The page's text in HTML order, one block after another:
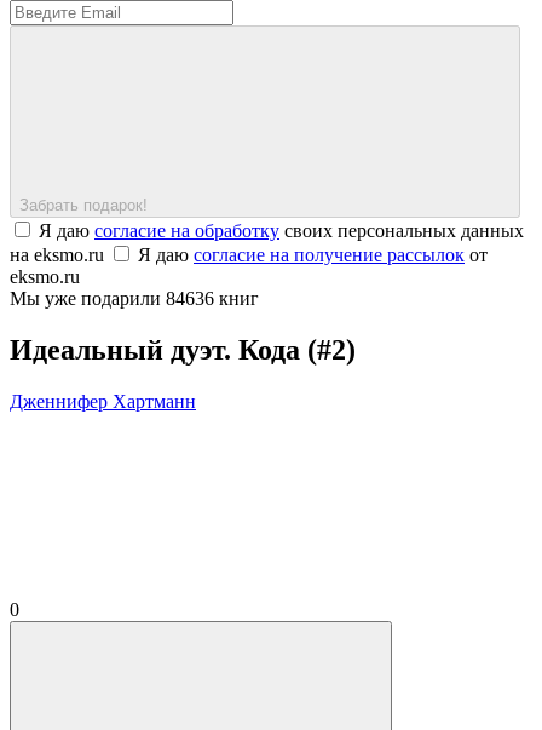
Забрать подарок!
Я даю согласие на обработку своих персональных данных
на eksmo.ru
Я даю согласие на получение рассылок от
eksmo.ru
Мы уже подарили 84636 книг
Идеальный дуэт. Кода (#2)
Дженнифер Хартманн
0